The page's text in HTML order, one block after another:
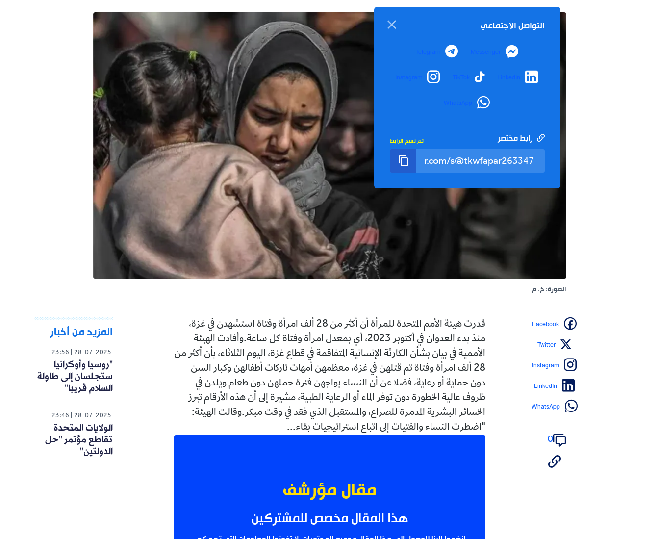
التواصل الاجتماعي
Messenger
Telegram
LinkedIn
TikTok
Instagram
WhatsApp
رابط مختصر تم نسخ الرابط
الصورة: خ. م
قدرت هيئة الأمم المتحدة للمرأة أن أكثر من 28 ألف امرأة وفتاة استشهدن في غزة،
منذ بدء العدوان في أكتوبر 2023، أي بمعدل امرأة وفتاة كل ساعة.وأفادت الهيئة
الأممية في بيان بشأن الكارثة الإنسانية المتفاقمة في قطاع غزة، اليوم الثلاثاء، بأن أكثر من
28 ألف امرأة وفتاة تم قتلهن في غزة، معظمهن أمهات تاركات أطفالهن وكبار السن
دون حماية أو رعاية، فضلا عن أن النساء يواجهن فترة حملهن دون طعام ويلدن في
ظروف عالية الخطورة دون توفر الماء أو الرعاية الطبية، مشيرة إلى أن هذه الأرقام تبرز
الخسائر البشرية المدمرة للصراع، والمستقبل الذي فقد في وقت مبكر.وقالت الهيئة:
"اضطرت النساء والفتيات إلى اتباع استراتيجيات بقاء...
مقال مؤرشف
هذا المقال مخصص للمشتركين
Facebook
Twitter
Instagram
LinkedIn
WhatsApp
0
المزيد من أخبار
28-07-2025
23:56
"روسيا وأوكرانيا
ستجلسان إلى طاولة
السلام قريبا"
28-07-2025
23:46
الولايات المتحدة
تقاطع مؤتمر "حل
الدولتين"